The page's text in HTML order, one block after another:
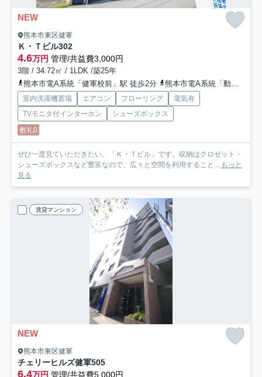
NEW
熊本市東区健軍
Ｋ・Ｔビル302
4.6万円 管理/共益費3,000円
3階 / 34.72㎡ / 1LDK /築25年
熊本市電A系統「健軍校前」駅 徒歩2分
熊本市電A系統「動植物園入口」駅 徒歩5分
室内洗濯機置場 エアコン フローリング
電気有
TVモニタ付インターホン
シューズボックス
敷礼0
ぜひ一度見ていただきたい、「Ｋ・Ｔビル」です。収納はクロゼット・
シューズボックスなど豊富なので、広々と空間を利用すること... もっと
見る
賃貸マンション
NEW
熊本市東区健軍
チェリーヒルズ健軍505
6.4万円 管理/共益費5,000円